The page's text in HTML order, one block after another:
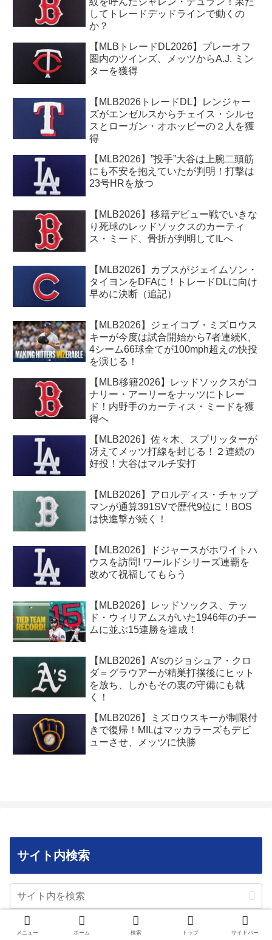
してトレードデッドラインで動くの
か？
【MLBトレードDL2026】プレーオフ
圏内のツインズ、メッツからA.J. ミン
ターを獲得
【MLB2026トレードDL】レンジャー
ズがエンゼルスからチェイス・シルセ
スとローガン・オホッピーの２人を獲
得
【MLB2026】”投手”大谷は上腕二頭筋
にも不安を抱えていたが判明！打撃は
23号HRを放つ
【MLB2026】移籍デビュー戦でいきな
り死球のレッドソックスのカーティ
ス・ミード、骨折が判明してILへ
【MLB2026】カブスがジェイムソン・
タイヨンをDFAに！トレードDLに向け
早めに決断（追記）
【MLB2026】ジェイコブ・ミズロウス
キーが今度は試合開始から7者連続K、
4シーム66球全てが100mph超えの快投
を演じる！
【MLB移籍2026】レッドソックスがコ
ナリー・アーリーをナッツにトレー
ド！内野手のカーティス・ミードを獲
得へ
【MLB2026】佐々木、スプリッターが
冴えてメッツ打線を封じる！２連続の
好投！大谷はマルチ安打
【MLB2026】アロルディス・チャップ
マンが通算391SVで歴代9位に！BOS
は快進撃が続く！
【MLB2026】ドジャースがホワイトハ
ウスを訪問! ワールドシリーズ連覇を
改めて祝福してもらう
【MLB2026】レッドソックス、テッ
ド・ウィリアムスがいた1946年のチー
ムに並ぶ15連勝を達成！
【MLB2026】A’sのジョシュア・クロ
ダ＝グラウアーが精巣打撲後にヒット
を放ち、しかもその裏の守備にも就
く！
【MLB2026】ミズロウスキーが制限付
きで復帰！MILはマッカラーズもデビ
ューさせ、メッツに快勝
サイト内検索
メニュー ホーム 検索 トップ サイドバー